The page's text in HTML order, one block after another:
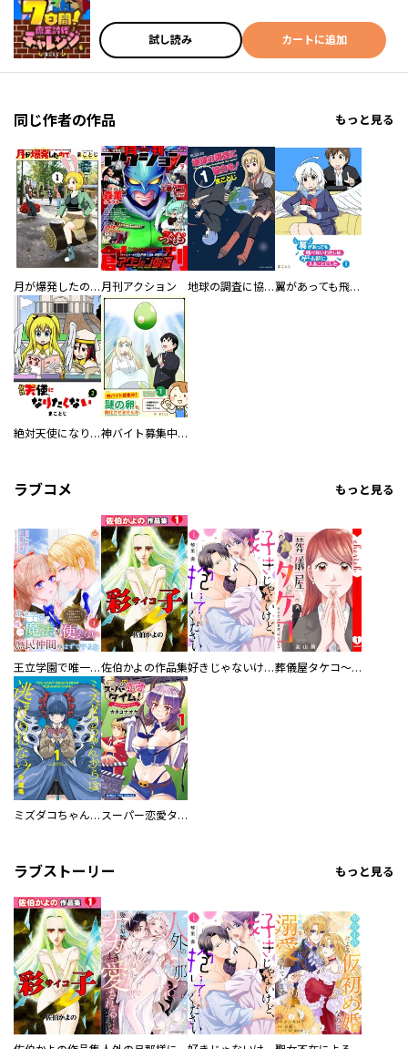
試し読み カートに追加
同じ作者の作品 もっと見る
月が爆発したので 月刊アクション 地球の調査に協力を！ 翼があっても飛べないわたしは、ゲーム部に入ることにした
絶対天使になりたくない 神バイト募集中！謎の卵を孵化させませんか
ラブコメ もっと見る
王立学園で唯一魔法が使えない庶民仲間のはずですよね～実は王子様で私を溺愛しているなんて告白はやめてください～佐伯かよの作品集 好きじゃないけど、抱いてください【電子単行本版／特典おまけ付き】 葬儀屋タケコ～あなたの最期、叶えます【電子単行本版】
ミズダコちゃんからは逃げられない！ スーパー恋愛タイム！～現場でドＳな彼女は自宅でデレる～
ラブストーリー もっと見る